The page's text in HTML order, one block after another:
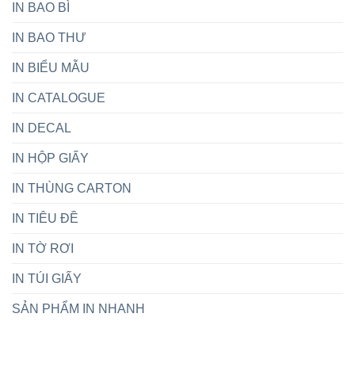
IN BAO BÌ
IN BAO THƯ
IN BIỂU MẪU
IN CATALOGUE
IN DECAL
IN HỘP GIẤY
IN THÙNG CARTON
IN TIÊU ĐỀ
IN TỜ RƠI
IN TÚI GIẤY
SẢN PHẨM IN NHANH